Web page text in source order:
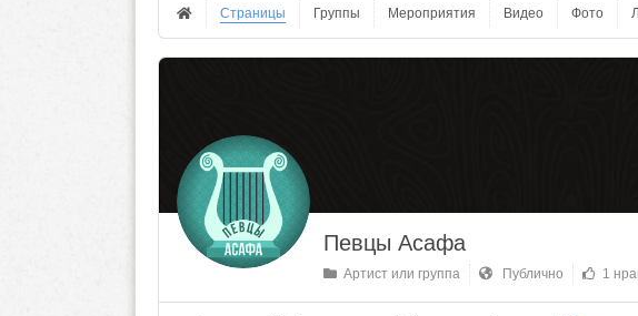
Страницы Группы Мероприятия Видео Фото
Певцы Асафа
Артист или группа Публично 1